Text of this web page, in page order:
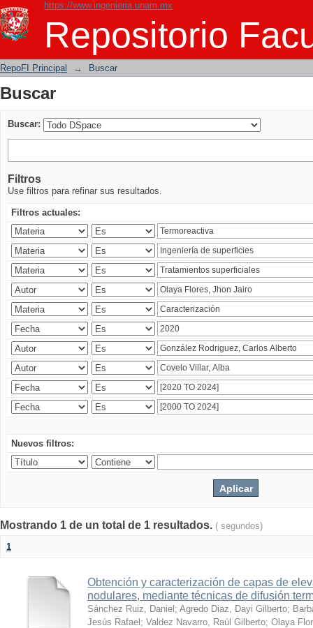
https://www.ingenieria.unam.mx
Repositorio
Buscar
RepoFI Principal → Buscar
Buscar
Buscar:
Filtros
Use filtros para refinar sus resultados.
Filtros actuales:
Nuevos filtros:
Mostrando 1 de un total de 1 resultados. ( segundos)
1
Obtención y caracterización de capas de
nodulares, mediante técnicas de difusión
Sánchez Ruiz, Daniel ; Agredo Diaz, Dayi Gilberto;
Jesús Rafael ; Valdez Navarro, Raúl Gilberto; Olaya